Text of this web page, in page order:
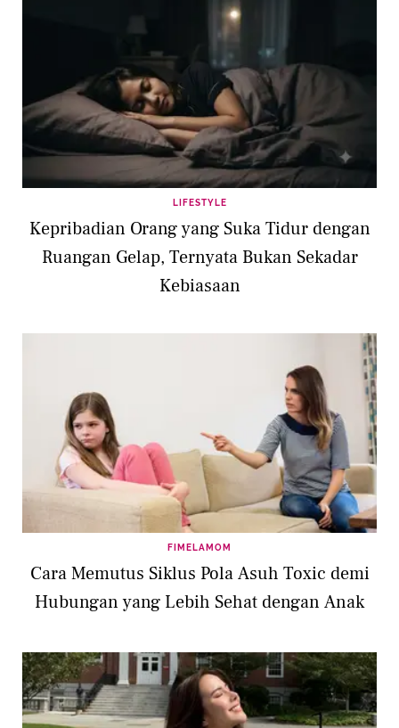
LIFESTYLE
Kepribadian Orang yang Suka Tidur dengan
Ruangan Gelap, Ternyata Bukan Sekadar
Kebiasaan
FIMELAMOM
Cara Memutus Siklus Pola Asuh Toxic demi
Hubungan yang Lebih Sehat dengan Anak